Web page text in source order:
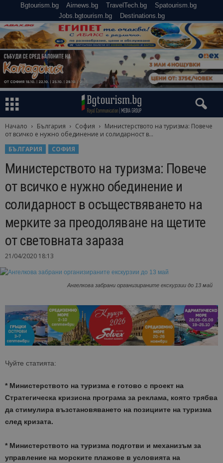
Bgtourism.bg Airnews.bg TravelTech.bg
Spatourism.bg
Jobs.bgtourism.bg
Destinations.bg
Начало България София
Министерството на туризма: Повече
от всичко е нужно обединение и солидарност в...
БЪЛГАРИЯ
СОФИЯ
Министерството на туризма: Повече
от всичко е нужно обединение и
солидарност в осъществяването на
мерките за преодоляване на щетите
от световната зараза
21/04/2020 18:13
Ангелкова забрани организираните екскурзии до 13 май
Чуйте статията:
* Министерството на туризма е готово с проект на
Стратегическа кризисна програма за реклама, която трябва
да стимулира възстановяването на позициите на туризма
след кризата.
* Министерството на туризма подготви и механизъм за
управление на морските плажове в условията на